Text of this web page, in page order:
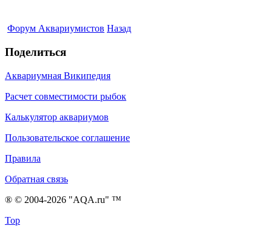
Форум Аквариумистов Назад
Поделиться
Аквариумная Википедия
Расчет совместимости рыбок
Калькулятор аквариумов
Пользовательское соглашение
Правила
Обратная связь
® © 2004-2026 "AQA.ru" ™
Top